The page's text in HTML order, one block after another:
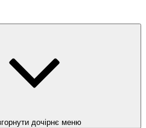
дочірнє меню